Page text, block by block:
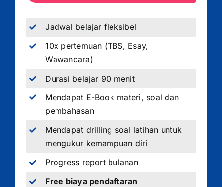
Jadwal belajar fleksibel
10x pertemuan (TBS, Esay,
Wawancara)
Durasi belajar 90 menit
Mendapat E-Book materi, soal dan
pembahasan
Mendapat drilling soal latihan untuk
mengukur kemampuan diri
Progress report bulanan
Free biaya pendaftaran